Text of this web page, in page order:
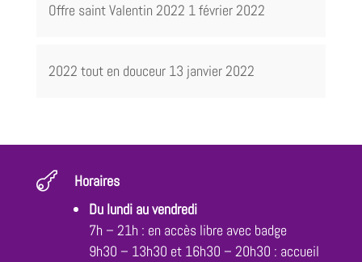
Offre saint Valentin 2022 1 février 2022
2022 tout en douceur 13 janvier 2022

Horaires
Du lundi au vendredi
7h – 21h : en accès libre avec badge
9h30 – 13h30 et 16h30 – 20h30 : accueil